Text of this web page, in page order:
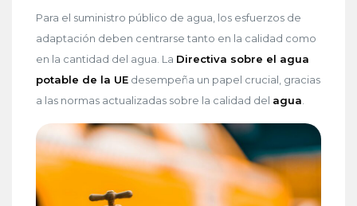
Para el suministro público de agua, los esfuerzos de
adaptación deben centrarse tanto en la calidad como
en la cantidad del agua. La Directiva sobre el agua
potable de la UE desempeña un papel crucial, gracias
a las normas actualizadas sobre la calidad del agua.